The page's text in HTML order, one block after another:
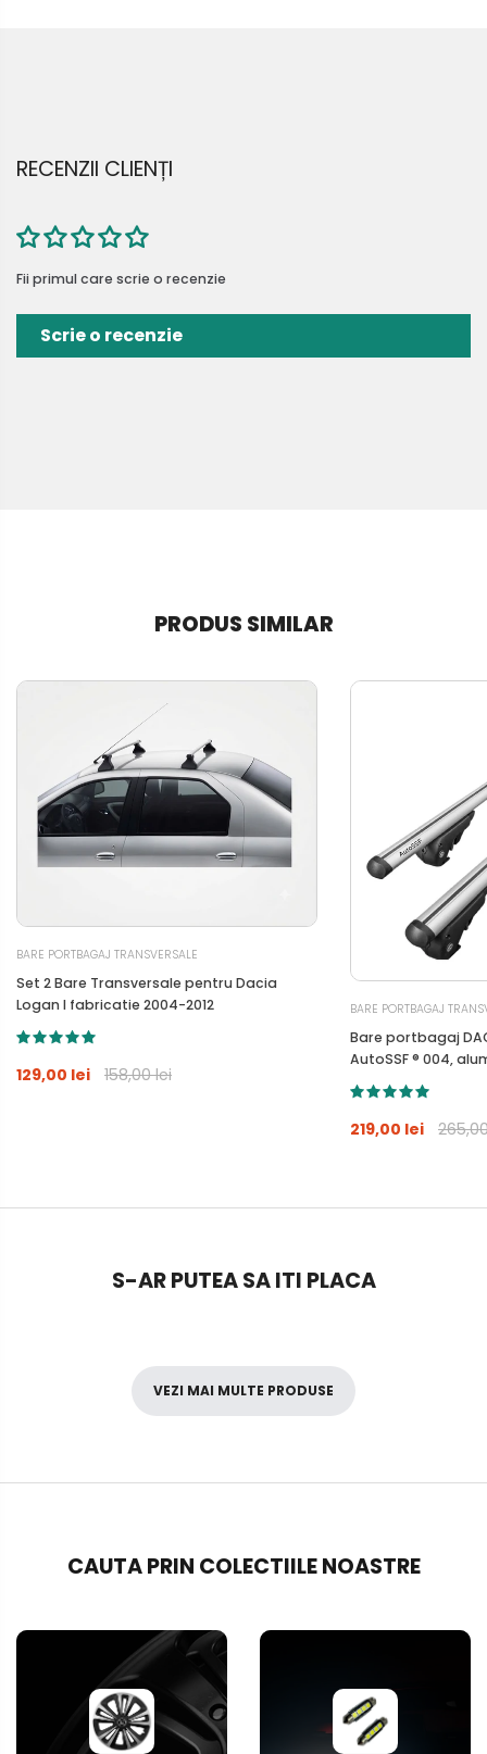
RECENZII CLIENȚI
Fii primul care scrie o recenzie
Scrie o recenzie
PRODUS SIMILAR
BARE PORTBAGAJ TRANSVERSALE
Set 2 Bare Transversale pentru Dacia
Logan I fabricatie 2004-2012
129,00 lei 158,00 lei
BARE PORTBAGAJ
Bare portbagaj
AutoSSF ® 004,
si garnituri,
longitudinale
219,00 lei
S-AR PUTEA SA ITI PLACA
VEZI MAI MULTE PRODUSE
CAUTA PRIN COLECTIILE NOASTRE